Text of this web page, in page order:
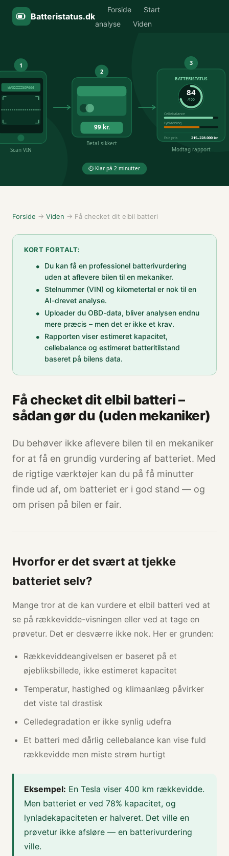
Batteristatus.dk
Forside
Start
analyse
Viden
Forside → Viden → Få checket dit elbil batteri
KORT FORTALT:
Du kan få en professionel batterivurdering
uden at aflevere bilen til en mekaniker.
Stelnummer (VIN) og kilometertal er nok til en
AI-drevet analyse.
Uploader du OBD-data, bliver analysen endnu
mere præcis – men det er ikke et krav.
Rapporten viser estimeret kapacitet,
cellebalance og estimeret batteritilstand
baseret på bilens data.
Få checket dit elbil batteri –
sådan gør du (uden mekaniker)
Du behøver ikke aflevere bilen til en mekaniker
for at få en grundig vurdering af batteriet. Med
de rigtige værktøjer kan du på få minutter
finde ud af, om batteriet er i god stand — og
om prisen på bilen er fair.
Hvorfor er det svært at tjekke
batteriet selv?
Mange tror at de kan vurdere et elbil batteri ved at
se på rækkevidde-visningen eller ved at tage en
prøvetur. Det er desværre ikke nok. Her er grunden:
Rækkeviddeangivelsen er baseret på et
øjebliksbillede, ikke estimeret kapacitet
Temperatur, hastighed og klimaanlæg påvirker
det viste tal drastisk
Celledegradation er ikke synlig udefra
Et batteri med dårlig cellebalance kan vise fuld
rækkevidde men miste strøm hurtigt
Eksempel: En Tesla viser 400 km rækkevidde.
Men batteriet er ved 78% kapacitet, og
lynladekapaciteten er halveret. Det ville en
prøvetur ikke afsløre — en batterivurdering
ville.